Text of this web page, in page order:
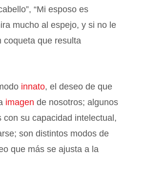
“Mi esposo es
mucho al espejo, y si no le
coqueta que resulta
innato, el deseo de que
imagen de nosotros; algunos
su capacidad intelectual,
son distintos modos de
que más se ajusta a la